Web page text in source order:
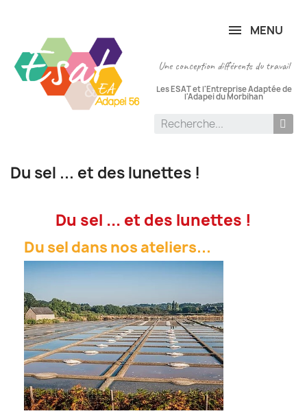
MENU
Une conception différente du travail
Les ESAT et l'Entreprise Adaptée de
l'Adapei du Morbihan
Du sel ... et des lunettes !
Du sel ... et des lunettes !
Du sel dans nos ateliers...